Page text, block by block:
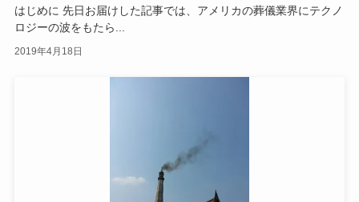
はじめに 先日お届けした記事では、アメリカの葬儀業界にテクノ
ロジーの波をもたら...
2019年4月18日